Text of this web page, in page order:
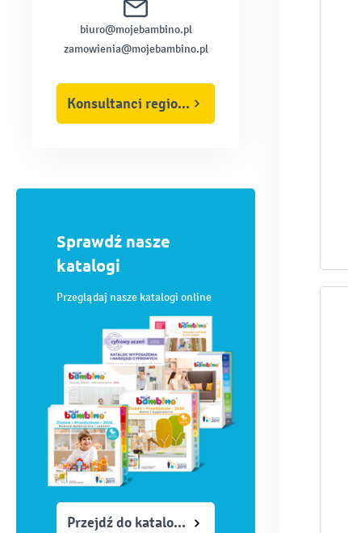
biuro@mojebambino.pl
zamowienia@mojebambino.pl
Konsultanci regionalni
Sprawdź nasze
katalogi
Przeglądaj nasze katalogi online
Przejdź do katalogów